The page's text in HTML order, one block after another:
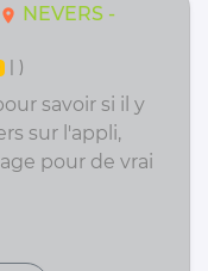
location_on NEVERS -
| )
savoir si il y
sur l'appli,
pour de vrai